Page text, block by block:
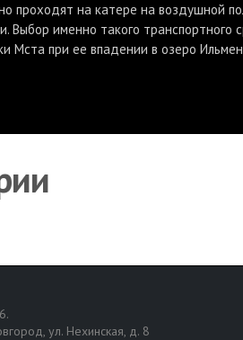
проходят на катере на воздушной
Выбор именно такого транспортного
Мста при ее впадении в озеро
ул. Нехинская, д. 8